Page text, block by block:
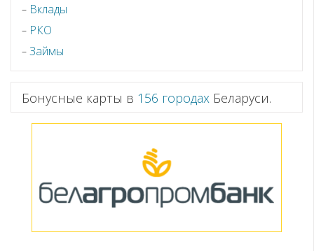
Вклады
РКО
Займы
Бонусные карты в 156 городах Беларуси.